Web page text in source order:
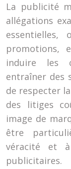
La publicité
allégations
promotions,
induire les
entraîner des
de respecter
des litiges
image de
être
véracité et
publicitaires.